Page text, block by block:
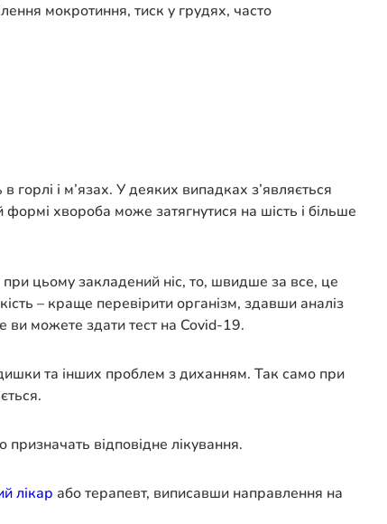
мокротиння, тиск у грудях, часто
і м’язах. У деяких випадках з’являється
хвороба може затягнутися на шість і більше
цьому закладений ніс, то, швидше за все, це
– краще перевірити організм, здавши аналіз
ви можете здати тест на Covid-19.
та інших проблем з диханням. Так само при
відповідне лікування.
лікар або терапевт, виписавши направлення на